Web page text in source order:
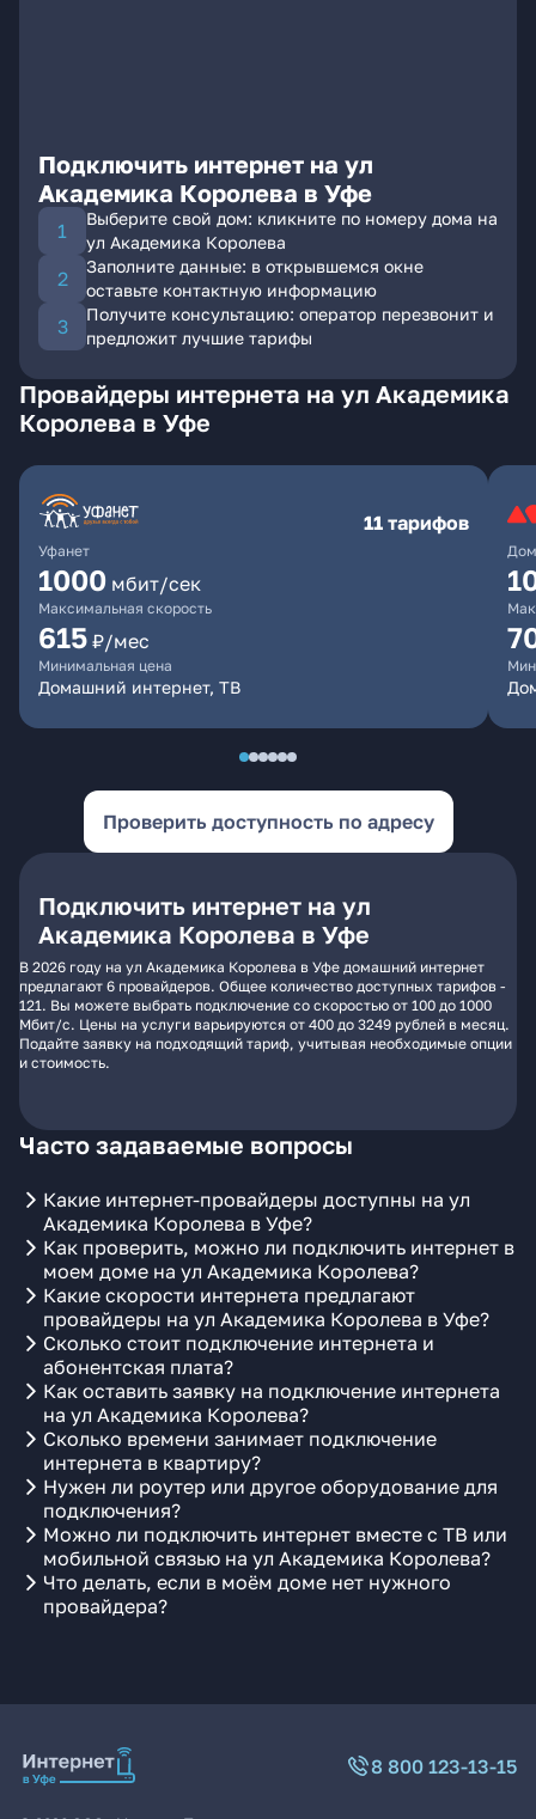
Подключить интернет на ул
Академика Королева в Уфе
Выберите свой дом: кликните по номеру дома на
ул Академика Королева
Заполните данные: в открывшемся окне
оставьте контактную информацию
Получите консультацию: оператор перезвонит и
предложит лучшие тарифы
Провайдеры интернета на ул Академика
Королева в Уфе
Уфанет
11 тарифов
1000 мбит/сек
Максимальная скорость
615 ₽/мес
Минимальная цена
Домашний интернет, ТВ
Проверить доступность по адресу
Подключить интернет на ул
Академика Королева в Уфе
В 2026 году на ул Академика Королева в Уфе домашний интернет
предлагают 6 провайдеров. Общее количество доступных тарифов -
121. Вы можете выбрать подключение со скоростью от 100 до 1000
Мбит/с. Цены на услуги варьируются от 400 до 3249 рублей в месяц.
Подайте заявку на подходящий тариф, учитывая необходимые опции
и стоимость.
Часто задаваемые вопросы
Какие интернет-провайдеры доступны на ул
Академика Королева в Уфе?
Как проверить, можно ли подключить интернет в
моем доме на ул Академика Королева?
Какие скорости интернета предлагают
провайдеры на ул Академика Королева в Уфе?
Сколько стоит подключение интернета и
абонентская плата?
Как оставить заявку на подключение интернета
на ул Академика Королева?
Сколько времени занимает подключение
интернета в квартиру?
Нужен ли роутер или другое оборудование для
подключения?
Можно ли подключить интернет вместе с ТВ или
мобильной связью на ул Академика Королева?
Что делать, если в моём доме нет нужного
провайдера?
8 800 123-13-15